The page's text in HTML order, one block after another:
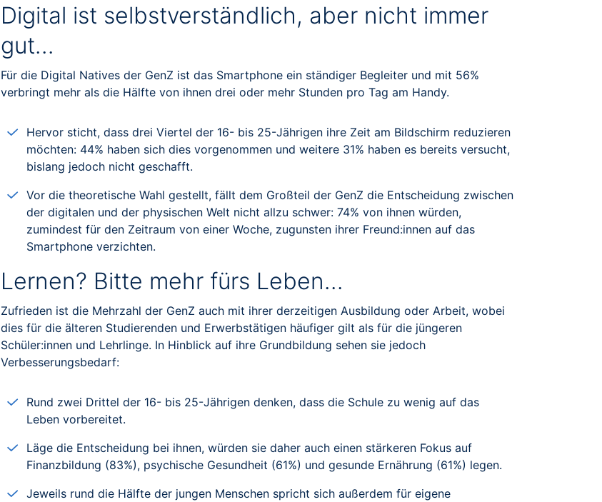
Digital ist selbstverständlich, aber nicht immer
gut…
Für die Digital Natives der GenZ ist das Smartphone ein ständiger Begleiter und mit 56%
verbringt mehr als die Hälfte von ihnen drei oder mehr Stunden pro Tag am Handy.
Hervor sticht, dass drei Viertel der 16- bis 25-Jährigen ihre Zeit am Bildschirm reduzieren
möchten: 44% haben sich dies vorgenommen und weitere 31% haben es bereits versucht,
bislang jedoch nicht geschafft.
Vor die theoretische Wahl gestellt, fällt dem Großteil der GenZ die Entscheidung zwischen
der digitalen und der physischen Welt nicht allzu schwer: 74% von ihnen würden,
zumindest für den Zeitraum von einer Woche, zugunsten ihrer Freund:innen auf das
Smartphone verzichten.
Lernen? Bitte mehr fürs Leben…
Zufrieden ist die Mehrzahl der GenZ auch mit ihrer derzeitigen Ausbildung oder Arbeit, wobei
dies für die älteren Studierenden und Erwerbstätigen häufiger gilt als für die jüngeren
Schüler:innen und Lehrlinge. In Hinblick auf ihre Grundbildung sehen sie jedoch
Verbesserungsbedarf:
Rund zwei Drittel der 16- bis 25-Jährigen denken, dass die Schule zu wenig auf das
Leben vorbereitet.
Läge die Entscheidung bei ihnen, würden sie daher auch einen stärkeren Fokus auf
Finanzbildung (83%), psychische Gesundheit (61%) und gesunde Ernährung (61%) legen.
Jeweils rund die Hälfte der jungen Menschen spricht sich außerdem für eigene